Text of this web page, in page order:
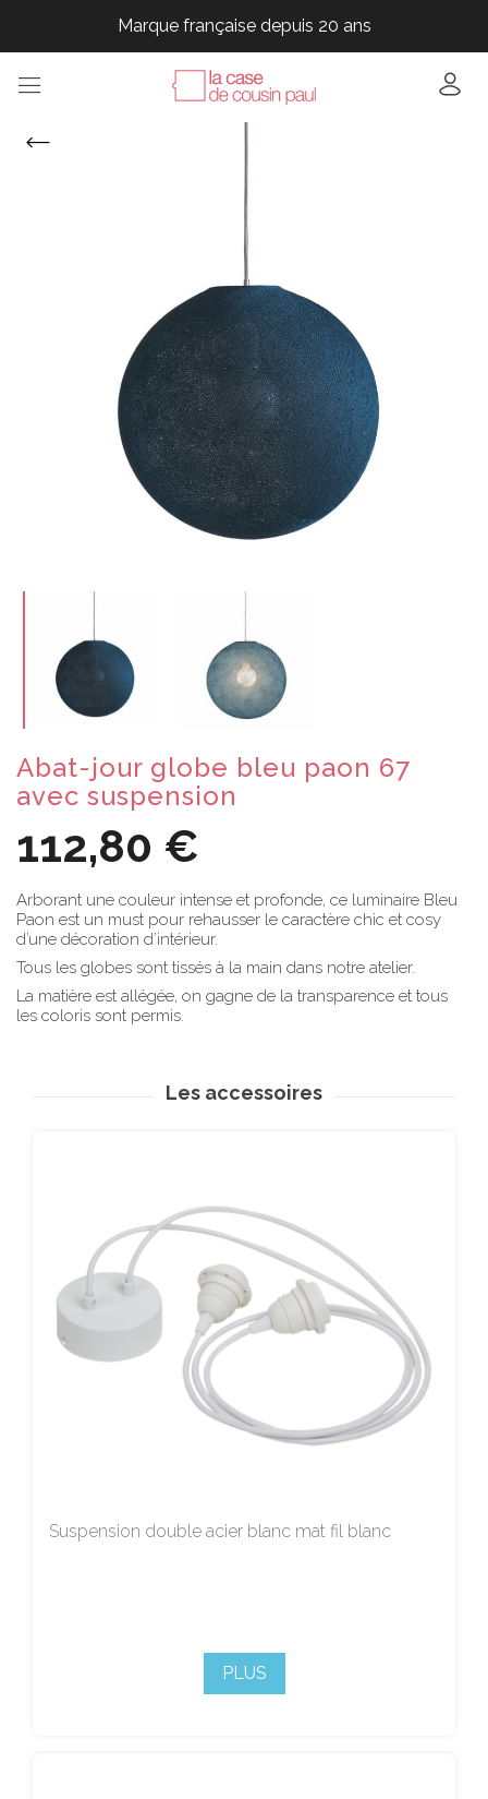
Marque française depuis 20 ans
Marque française depuis 20 ans
Marque française depuis 20 ans
Abat-jour globe bleu paon 67
avec suspension
112,80 €
Arborant une couleur intense et profonde, ce luminaire Bleu
Paon est un must pour rehausser le caractère chic et cosy
d’une décoration d’intérieur.
Tous les globes sont tissés à la main dans notre atelier.
La matière est allégée, on gagne de la transparence et tous
les coloris sont permis.
Les accessoires
Suspension double acier blanc mat fil blanc
PLUS